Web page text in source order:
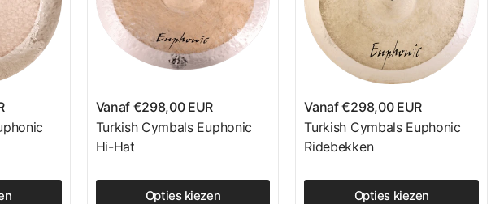
Zo bouw je een compleet, klankhomogene set-up op uit één enkele serie.
we je sinds 2015 persoonlijk – met echte vakkennis en verzending rechtstreeks
gehamerd B20-brons.
Vanaf €298,00 EUR
Turkish Cymbals Euphonic
Hi-Hat
Opties kiezen
Vanaf€298,00 EUR
Turkish Cymbals Euphonic
Ridebekken
Opties kiezen